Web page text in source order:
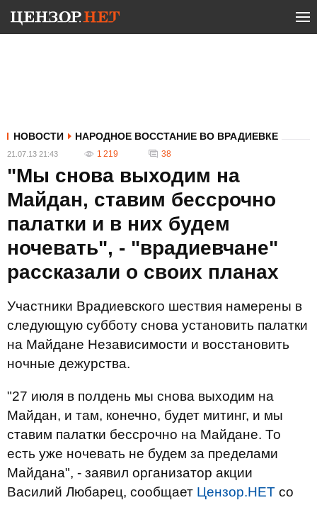
НОВОСТИ НАРОДНОЕ ВОССТАНИЕ ВО ВРАДИЕВКЕ
21.07.13 21:43 1 219 38
"Мы снова выходим на
Майдан, ставим бессрочно
палатки и в них будем
ночевать", - "врадиевчане"
рассказали о своих планах
Участники Врадиевского шествия намерены в
следующую субботу снова установить палатки
на Майдане Независимости и восстановить
ночные дежурства.
"27 июля в полдень мы снова выходим на
Майдан, и там, конечно, будет митинг, и мы
ставим палатки бессрочно на Майдане. То
есть уже ночевать не будем за пределами
Майдана", - заявил организатор акции
Василий Любарец, сообщает Цензор.НЕТ со